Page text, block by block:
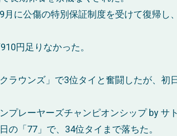
月に公傷の特別保証制度を受けて復帰し
円足りなかった。
ラウンズ」で3位タイと奮闘したが、初
プレーヤーズチャンピオンシップ by
の「77」で、34位タイまで落ちた。